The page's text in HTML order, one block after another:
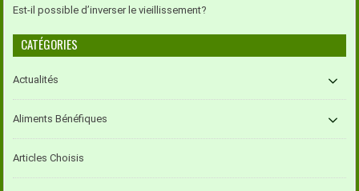
Est-il possible d’inverser le vieillissement?
CATÉGORIES
Actualités
Aliments Bénéfiques
Articles Choisis